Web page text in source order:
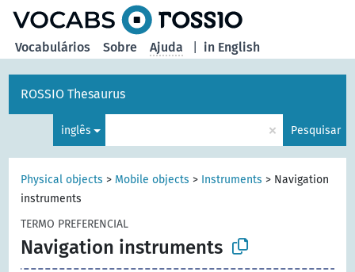
in English
Vocabulários Sobre Ajuda
ROSSIO Thesaurus
inglês × Pesquisar
Physical objects > Mobile objects > Instruments > Navigation
instruments
TERMO PREFERENCIAL
Navigation instruments